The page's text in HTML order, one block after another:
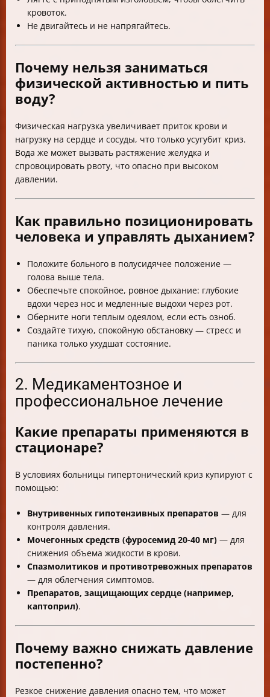
кровоток.
Не двигайтесь и не напрягайтесь.
Почему нельзя заниматься
физической активностью и пить
воду?
Физическая нагрузка увеличивает приток крови и
нагрузку на сердце и сосуды, что только усугубит криз.
Вода же может вызвать растяжение желудка и
спровоцировать рвоту, что опасно при высоком
давлении.
Как правильно позиционировать
человека и управлять дыханием?
Положите больного в полусидячее положение —
голова выше тела.
Обеспечьте спокойное, ровное дыхание: глубокие
вдохи через нос и медленные выдохи через рот.
Оберните ноги теплым одеялом, если есть озноб.
Создайте тихую, спокойную обстановку — стресс и
паника только ухудшат состояние.
2. Медикаментозное и
профессиональное лечение
Какие препараты применяются в
стационаре?
В условиях больницы гипертонический криз купируют с
помощью:
Внутривенных гипотензивных препаратов — для
контроля давления.
Мочегонных средств (фуросемид 20-40 мг) — для
снижения объема жидкости в крови.
Спазмолитиков и противотревожных препаратов
— для облегчения симптомов.
Препаратов, защищающих сердце (например,
каптоприл).
Почему важно снижать давление
постепенно?
Резкое снижение давления опасно тем, что может